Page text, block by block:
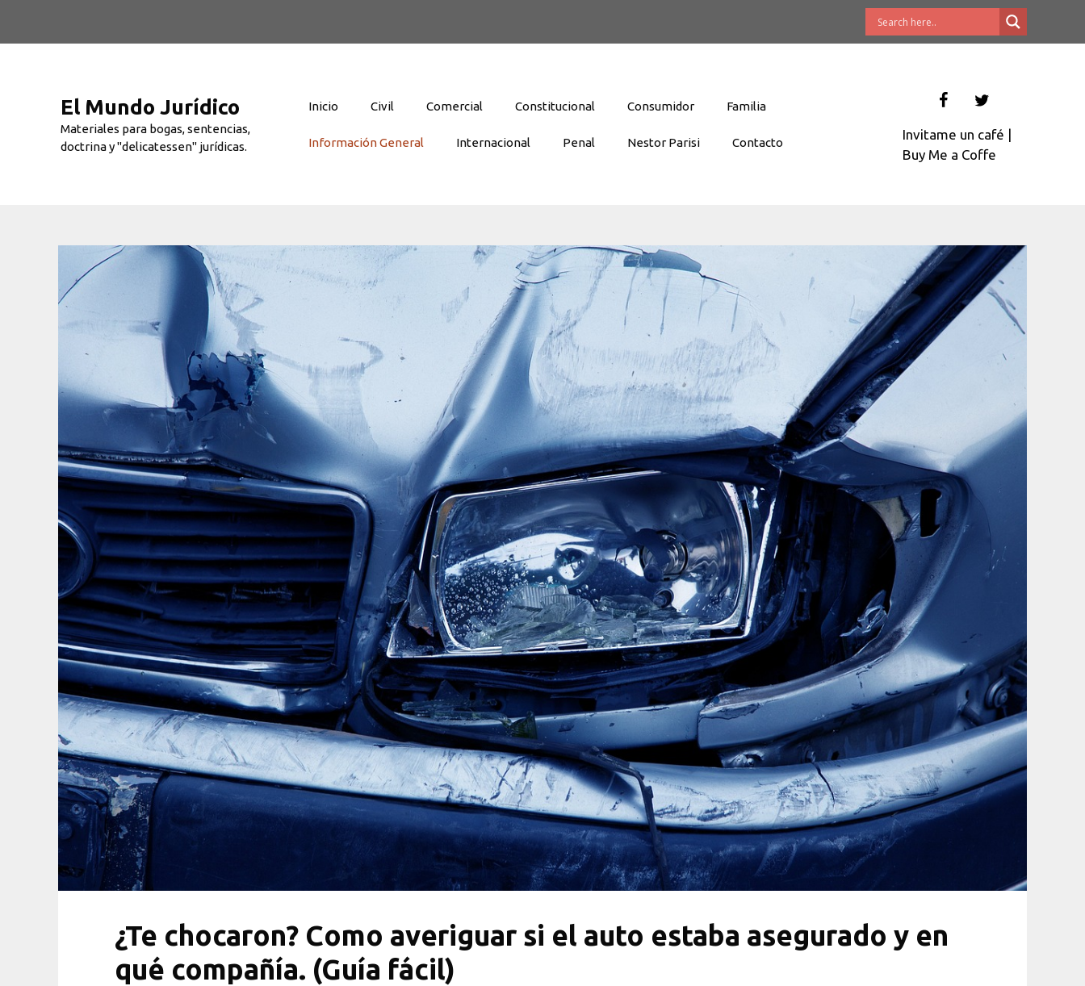
El Mundo Jurídico
Materiales para bogas, sentencias,
doctrina y "delicatessen" jurídicas.
Inicio Civil Comercial Constitucional Consumidor Familia
Información General Internacional Penal Nestor Parisi Contacto
Invitame un café |
Buy Me a Coffe
¿Te chocaron? Como averiguar si el auto estaba asegurado y en
qué compañía. (Guía fácil)